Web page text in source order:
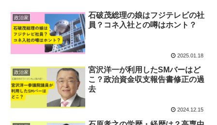
政治家
石破茂総理の娘はフジテレビの社
員？コネ入社との噂はホント？
2025.01.18
政治家
宮沢洋一が利用したSMバーはど
こ？政治資金収支報告書修正の過
去
2024.12.15